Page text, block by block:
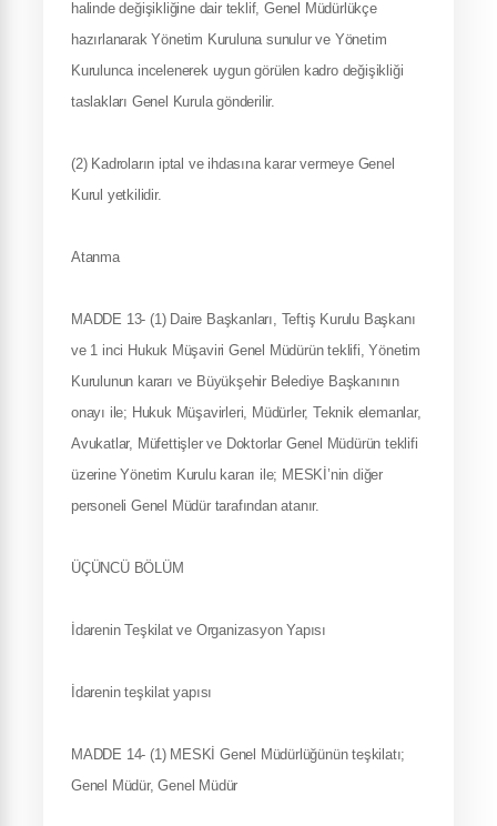
halinde değişikliğine dair teklif, Genel Müdürlükçe
hazırlanarak Yönetim Kuruluna sunulur ve Yönetim
Kurulunca incelenerek uygun görülen kadro değişikliği
taslakları Genel Kurula gönderilir.
(2) Kadroların iptal ve ihdasına karar vermeye Genel
Kurul yetkilidir.
Atanma
MADDE 13- (1) Daire Başkanları, Teftiş Kurulu Başkanı
ve 1 inci Hukuk Müşaviri Genel Müdürün teklifi, Yönetim
Kurulunun kararı ve Büyükşehir Belediye Başkanının
onayı ile; Hukuk Müşavirleri, Müdürler, Teknik elemanlar,
Avukatlar, Müfettişler ve Doktorlar Genel Müdürün teklifi
üzerine Yönetim Kurulu kararı ile; MESKİ’nin diğer
personeli Genel Müdür tarafından atanır.
ÜÇÜNCÜ BÖLÜM
İdarenin Teşkilat ve Organizasyon Yapısı
İdarenin teşkilat yapısı
MADDE 14- (1) MESKİ Genel Müdürlüğünün teşkilatı;
Genel Müdür, Genel Müdür